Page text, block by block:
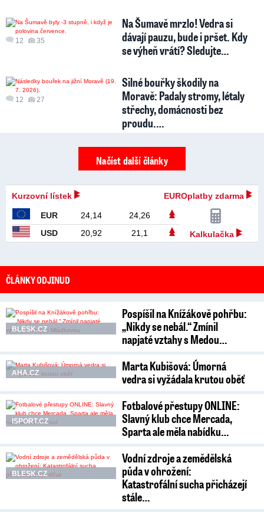
12 35
Na Šumavě mrzlo! Vedra si
dávají pauzu, bude i pršet. Kdy
se výheň vrátí? Sledujte…
12 27
Silné bouřky škodily na
Moravě: Padaly stromy, létaly
střechy, domácnosti bez
proudu.…
Načíst další články
Kurzovní lístek EUROplatby zdarma
EUR 24,14
24,26
USD
20,92 21,1 Kalkulačka
ČLÁNKY ODJINUD
BLESK.CZ
Pospíšil na Knížákově pohřbu:
„Nikdy se nebál.“ Zmínil
napjaté vztahy s Medou…
AHA.CZ
Marta Kubišová: Úmorná
vedra si vyžádala krutou oběť
ISPORT.CZ
Fotbalové přestupy ONLINE:
Slavný klub chce Mercada,
Sparta ale měla nabídku…
BLESK.CZ
Vodní zdroje a zemědělská
půda v ohrožení:
Katastrofální sucha přicházejí
stále…